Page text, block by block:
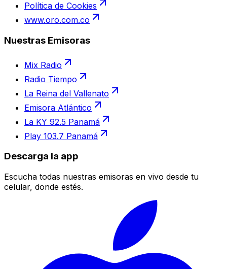
Política de Cookies
www.oro.com.co
Nuestras Emisoras
Mix Radio
Radio Tiempo
La Reina del Vallenato
Emisora Atlántico
La KY 92.5 Panamá
Play 103.7 Panamá
Descarga la app
Escucha todas nuestras emisoras en vivo desde tu
celular, donde estés.